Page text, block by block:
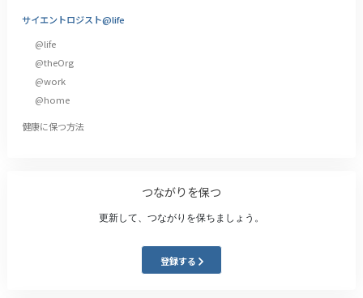
サイエントロジスト@life
@life
@theOrg
@work
@home
健康に保つ方法
つながりを保つ
更新して、つながりを保ちましょう。
登録する